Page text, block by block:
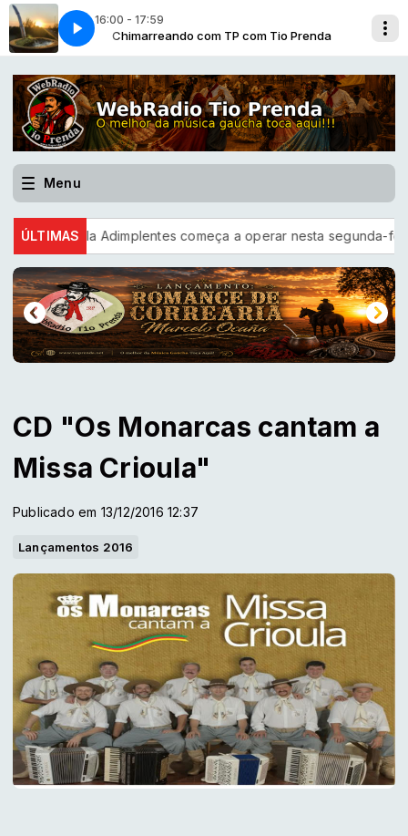
16:00 - 17:59
Chimarreando com TP com Tio Prenda
2026] Potreador [Lisandro Amaral e André Teixeira-2026]
Menu
ÚLTIMAS
Adimplentes começa a operar nesta segunda-feira
CD "Os Monarcas cantam a
Missa Crioula"
Publicado em 13/12/2016 12:37
Lançamentos 2016